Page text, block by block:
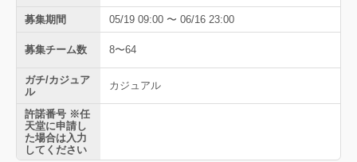
募集期間 05/19 09:00 〜 06/16 23:00
募集チーム数 8〜64
ガチ/カジュア
ル
カジュアル
許諾番号 ※任
天堂に申請し
た場合は入力
してください